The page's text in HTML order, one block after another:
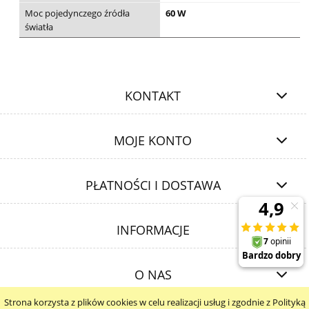
Strona korzysta z plików cookies w celu realizacji usług i zgodnie z Polityką
Moc pojedynczego źródła
światła
60 W
KONTAKT
MOJE KONTO
PŁATNOŚCI I DOSTAWA
INFORMACJE
O NAS